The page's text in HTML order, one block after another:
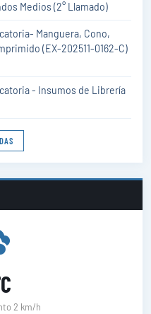
Medios (2° Llamado)
Manguera, Cono,
(EX-202511-0162-C)
- Insumos de Librería
2 km/h